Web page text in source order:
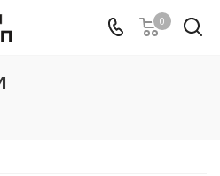
0